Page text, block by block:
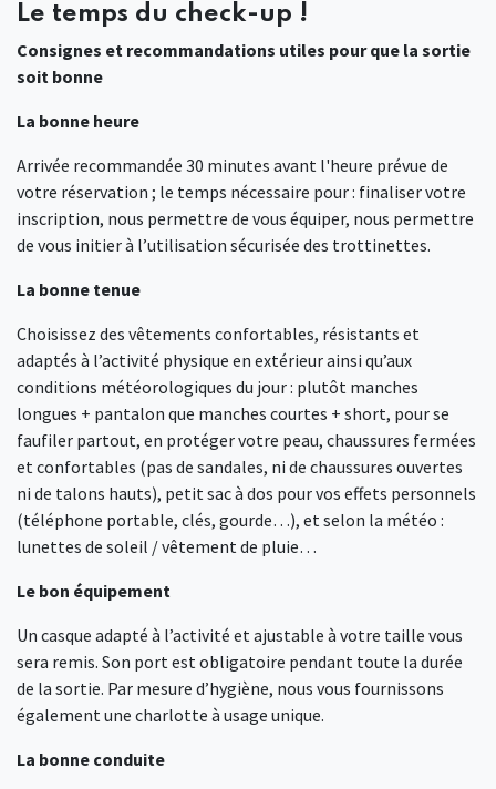
Le temps du check-up !
Consignes et recommandations utiles pour que la sortie
soit bonne
La bonne heure
Arrivée recommandée 30 minutes avant l'heure prévue de
votre réservation ; le temps nécessaire pour : finaliser votre
inscription, nous permettre de vous équiper, nous permettre
de vous initier à l’utilisation sécurisée des trottinettes.
La bonne tenue
Choisissez des vêtements confortables, résistants et
adaptés à l’activité physique en extérieur ainsi qu’aux
conditions météorologiques du jour : plutôt manches
longues + pantalon que manches courtes + short, pour se
faufiler partout, en protéger votre peau, chaussures fermées
et confortables (pas de sandales, ni de chaussures ouvertes
ni de talons hauts), petit sac à dos pour vos effets personnels
(téléphone portable, clés, gourde…), et selon la météo :
lunettes de soleil / vêtement de pluie…
Le bon équipement
Un casque adapté à l’activité et ajustable à votre taille vous
sera remis. Son port est obligatoire pendant toute la durée
de la sortie. Par mesure d’hygiène, nous vous fournissons
également une charlotte à usage unique.
La bonne conduite